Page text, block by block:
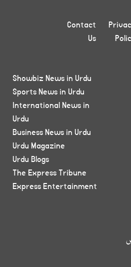
Contact
Us
Showbiz News in Urdu
Sports News in Urdu
International News in
Urdu
Business News in Urdu
Urdu Magazine
Urdu Blogs
The Express Tribune
Express Entertainment